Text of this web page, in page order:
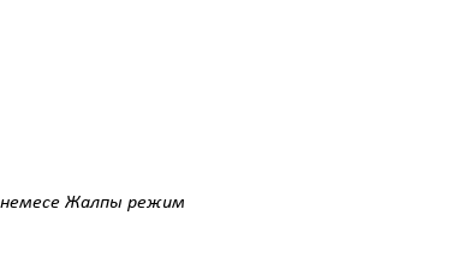
немесе Жалпы режим